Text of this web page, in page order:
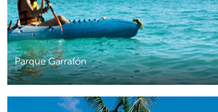
Parque Garrafón